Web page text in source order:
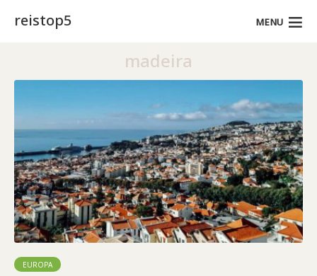
reistop5 MENU
madeira
EUROPA